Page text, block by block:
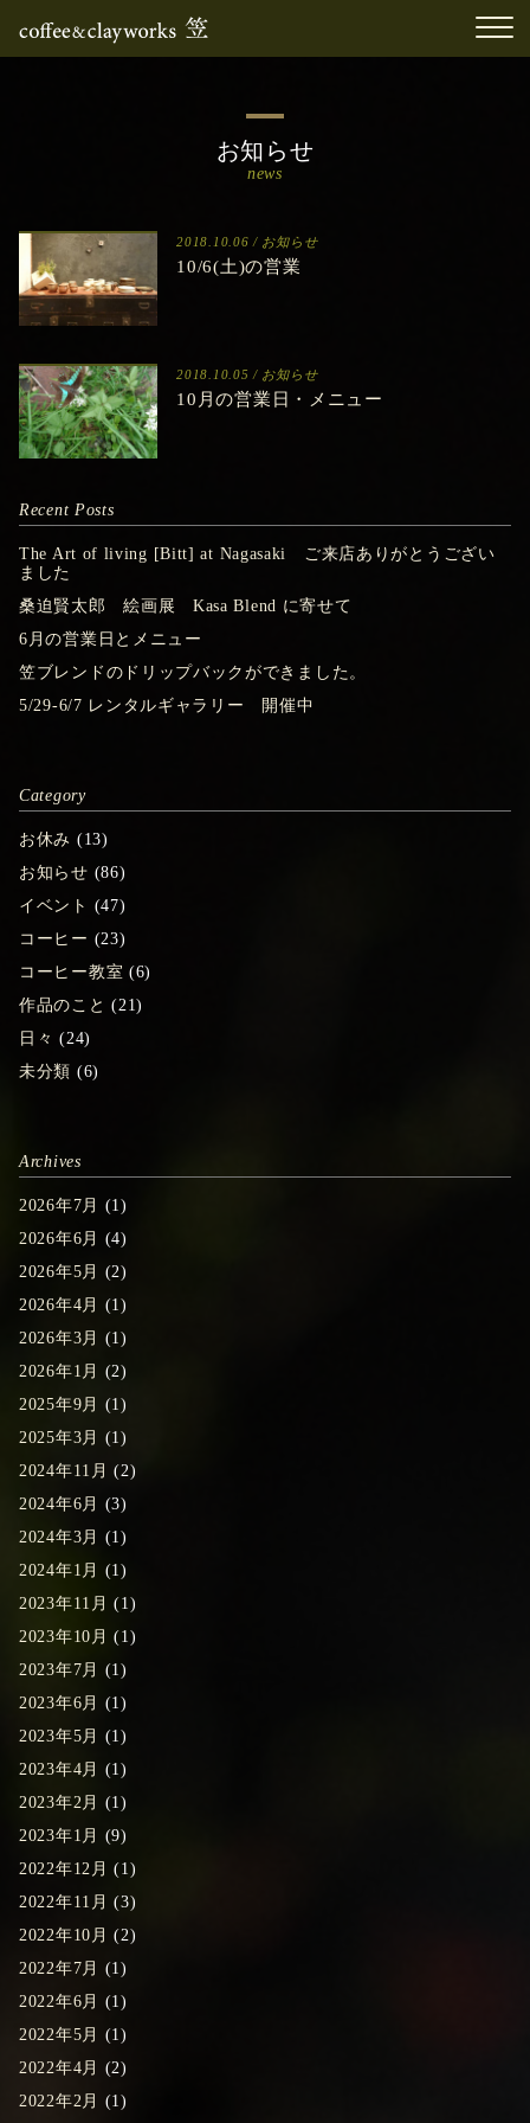
お知らせ
news
2018.10.06 / お知らせ
10/6(土)の営業
2018.10.05 / お知らせ
10月の営業日・メニュー
Recent Posts
The Art of living [Bitt] at Nagasaki ご来店ありがとうござい
ました
桑迫賢太郎 絵画展 Kasa Blend に寄せて
6月の営業日とメニュー
笠ブレンドのドリップバックができました。
5/29-6/7 レンタルギャラリー 開催中
Category
お休み (13)
お知らせ (86)
イベント (47)
コーヒー (23)
コーヒー教室 (6)
作品のこと (21)
日々 (24)
未分類 (6)
Archives
2026年7月
(1)
2026年6月
(4)
2026年5月
(2)
2026年4月
(1)
2026年3月
(1)
2026年1月
(2)
2025年9月
(1)
2025年3月
(1)
2024年11月 (2)
2024年6月
(3)
2024年3月
(1)
2024年1月
(1)
2023年11月 (1)
2023年10月 (1)
2023年7月
(1)
2023年6月
(1)
2023年5月
(1)
2023年4月
(1)
2023年2月
(1)
2023年1月
(9)
2022年12月 (1)
2022年11月 (3)
2022年10月 (2)
2022年7月
(1)
2022年6月
(1)
2022年5月
(1)
2022年4月
(2)
2022年2月
(1)